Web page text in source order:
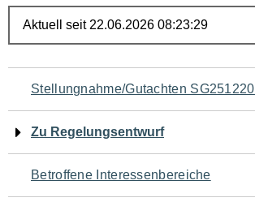
Navigation
für
den
Seiteninhalt
Stellungnahme/Gutachten
Zu Regelungsentwurf
Betroffene Interessenbereiche